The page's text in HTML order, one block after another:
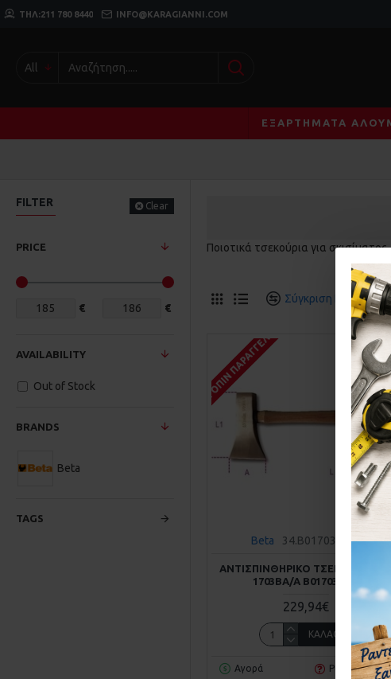
ΤΗΛ:211 780 8440 INFO@KARAGIANNI.COM
All
ΕΞΑΡΤΉΜΑΤΑ
FILTER Clear
PRICE
€ €
BRANDS
Beta
TAGS
AVAILABILITY
Out of Stock
Ποιοτικά τσεκούρια για
Σύγκριση Προϊόντων
ΚΑΤΌΠΙΝ ΠΑΡΑΓΓΕΛΊΑΣ
Beta 34.B017030082
ΑΝΤΙΣΠΙΝΘΗΡΙΚΌ TΣΕΚΟΎΡΙ BETA
1703BA/A B017030082
229,94€
ΚΑΛΆΘΙ
Αγορά Ρωτήστε μας